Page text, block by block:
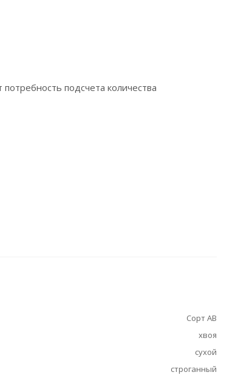
подсчета количества
Сорт АВ
хвоя
сухой
строганный